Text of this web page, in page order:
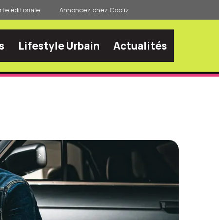
éditoriale Annoncez chez Cooliz
Lifestyle Urbain Actualités